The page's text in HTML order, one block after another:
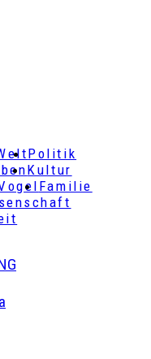
Politik
Kultur
Familie